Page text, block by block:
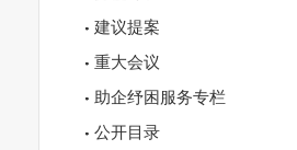
建议提案
重大会议
助企纾困服务专栏
公开目录